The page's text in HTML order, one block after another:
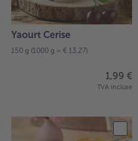
Yaourt Cerise
150 g (1000 g = € 13,27)
1,99 €
TVA incluse